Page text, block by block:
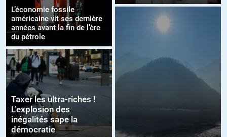
L’économie fossile
américaine vit ses dernière
années avant la fin de l’ère
du pétrole
Taxer les ultra-riches !
L’explosion des
inégalités sape la
démocratie